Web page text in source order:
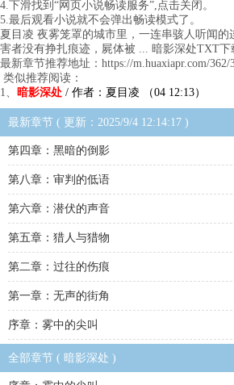
4.下滑找到“网页小说畅读服务”,点击关闭。
5.最后观看小说就不会弹出畅读模式了。
夏目凌 夜雾笼罩的城市里，一连串骇人听闻的
害者没有挣扎痕迹，屍体被 ... 暗影深处TXT下
最新章节推荐地址：https://m.huaxiapr.com/362/
类似推荐阅读：
1、 暗影深处 / 作者：夏目凌 （04 12:13）
最新章节 ( 更新：2025/9/4 12:14:17 )
第四章：黑暗的倒影
第八章：审判的低语
第六章：潜伏的声音
第五章：猎人与猎物
第二章：过往的伤痕
第一章：无声的街角
序章：雾中的尖叫
全部章节 ( 暗影深处 )